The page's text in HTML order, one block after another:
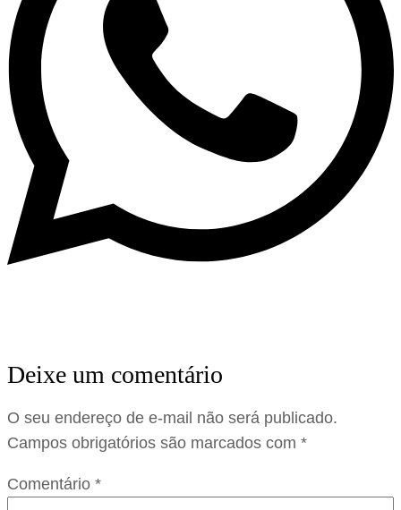
Deixe um comentário
O seu endereço de e-mail não será publicado.
Campos obrigatórios são marcados com *
Comentário *